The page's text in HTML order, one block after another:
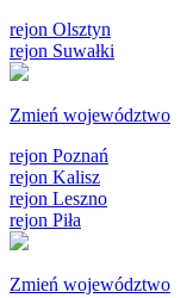
rejon Olsztyn
rejon Suwałki
Zmień województwo
rejon Poznań
rejon Kalisz
rejon Leszno
rejon Piła
Zmień województwo